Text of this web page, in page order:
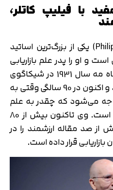
با فیلیپ کاتلر،
آقای فیلیپ کاتلر (Philip Kotler) یکی از بزرگ‌ترین اساتید
و او را پدر علم بازاریابی
نوین می‌دانند. وی در 27 ماه مه سال 1931 در شیکاگوی
آمریکا چشم به جهان گشود و اکنون در 90 سالگی وقتی به
می‌شود که چقدر به علم
بازاریابی جهان خدمت کرده است. وی تاکنون بیش از 80
از صد مقاله ارزشمند را در
قرار داده است.